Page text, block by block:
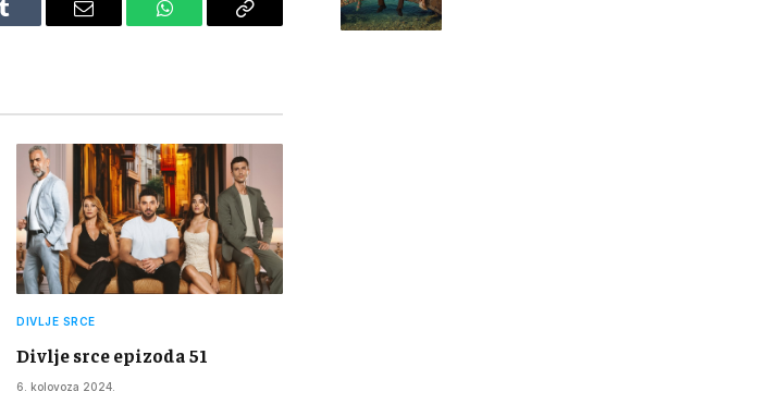
Tumblr Email WhatsAppCopy
DIVLJE SRCE
Divlje srce epizoda 51
6. kolovoza 2024.